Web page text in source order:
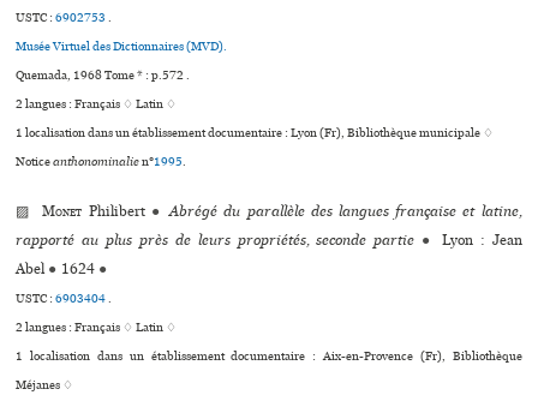
USTC :6902753.
Musée Virtuel des Dictionnaires (MVD).
Quemada, 1968 Tome * : p.572 .
2 langues :Français ♢Latin ♢
1 localisation dans un établissement documentaire : Lyon (Fr), Bibliothèque muni­ci­pale ♢
Noticeanthonominalien°1995.
▨Monet Philibert ● Abrégé du parallèle des langues française et latine,
rapporté au plus près de leurs propriétés, seconde partie ●
Lyon : Jean
Abel ● 1624 ●
USTC :6903404.
2 langues :Français ♢Latin ♢
1 localisation dans un établissement documentaire : Aix-en-Provence (Fr), Bibliothèque
Méjanes ♢